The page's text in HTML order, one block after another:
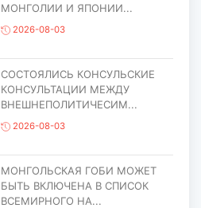
МОНГОЛИИ И ЯПОНИИ...
2026-08-03
СОСТОЯЛИСЬ КОНСУЛЬСКИЕ
КОНСУЛЬТАЦИИ МЕЖДУ
ВНЕШНЕПОЛИТИЧЕСИМ...
2026-08-03
МОНГОЛЬСКАЯ ГОБИ МОЖЕТ
БЫТЬ ВКЛЮЧЕНА В СПИСОК
ВСЕМИРНОГО НА...